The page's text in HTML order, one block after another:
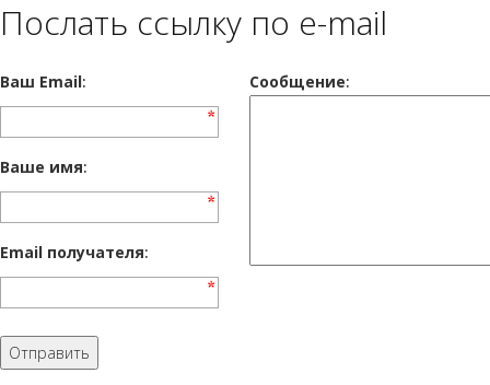
Послать ссылку по e-mail
Ваш Email: Cообщение:
Ваше имя:
Email получателя: